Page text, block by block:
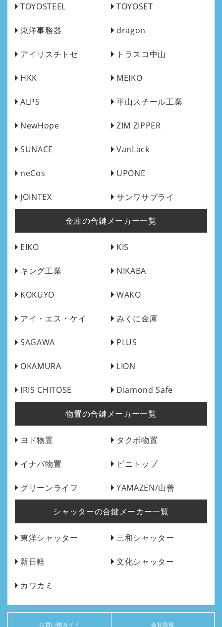
TOYOSTEEL TOYOSET
東洋事務器 dragon
アイリスチトセ トラスコ中山
HKK MEIKO
ALPS 平山スチール工業
NewHope ZIM ZIPPER
SUNACE VanLack
neCos UPONE
JOINTEX サンワサプライ
金庫の合鍵メーカー一覧
EIKO KIS
キング工業 NIKABA
KOKUYO WAKO
アイ・エス・ケイ みくに金庫
SAGAWA PLUS
OKAMURA LION
IRIS CHITOSE Diamond Safe
物置の合鍵メーカー一覧
ヨド物置 タクボ物置
イナバ物置 ビニトップ
グリーンライフ YAMAZEN/山善
シャッターの合鍵メーカー一覧
東洋シャッター 三和シャッター
新日軽 文化シャッター
カワカミ
お買い物ガイド 会社情報